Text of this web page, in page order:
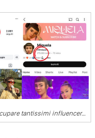
tantissimi influencer…